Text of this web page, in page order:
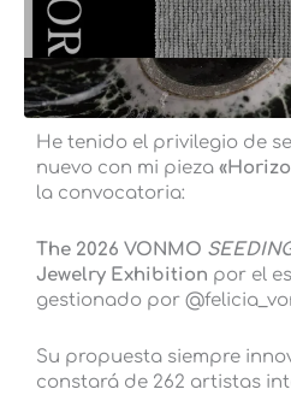
He tenido el privilegio de
nuevo con mi pieza
la convocatoria:
The 2026 VONMO
Jewelry Exhibition por el
gestionado por
Su propuesta siempre
constará de 262 artistas